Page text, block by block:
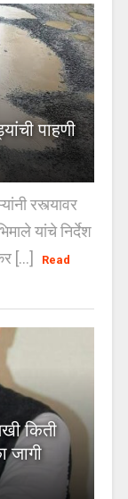
पाहणी
रस्त्यावर
यांचे निर्देश
[...]
Read
किती
जागी